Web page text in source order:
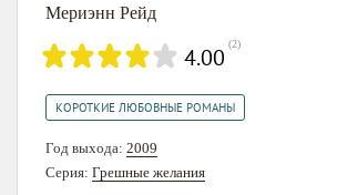
Мериэнн Рейд
4.00 (2)
КОРОТКИЕ ЛЮБОВНЫЕ РОМАНЫ
Год выхода: 2009
Серия: Грешные желания